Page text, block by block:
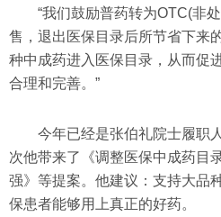
“我们鼓励普药转为OTC(非
售，退出医保目录后所节省下来
种中成药进入医保目录，从而促
合理和完善。”
今年已经是张伯礼院士履职
次他带来了《调整医保中成药目
强》等提案。他建议：支持大品
保患者能够用上真正的好药。